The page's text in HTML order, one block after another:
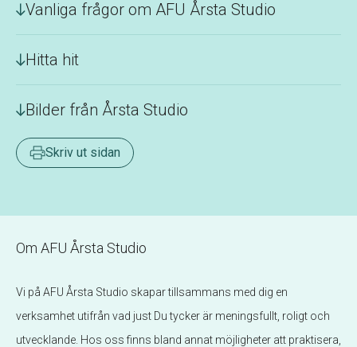
Vanliga frågor om AFU Årsta Studio
Hitta hit
Bilder från Årsta Studio
Skriv ut sidan
Om AFU Årsta Studio
Vi på AFU Årsta Studio skapar tillsammans med dig en
verksamhet utifrån vad just Du tycker är meningsfullt, roligt och
utvecklande. Hos oss finns bland annat möjligheter att praktisera,